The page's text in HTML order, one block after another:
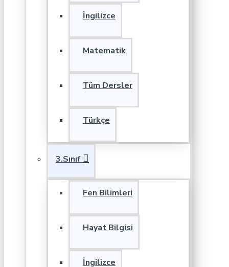
İngilizce
Matematik
Tüm Dersler
Türkçe
3.Sınıf
Fen Bilimleri
Hayat Bilgisi
İngilizce